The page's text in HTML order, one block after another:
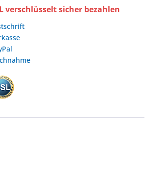
verschlüsselt sicher bezahlen